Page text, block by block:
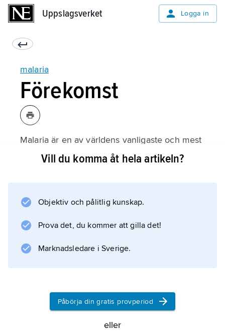
Uppslagsverket Logga in
malaria
Förekomst
Malaria är en av världens vanligaste och mest
allvarliga sjukdomar. Omkring 150–200
Plasmodium falciparum
och
. Endast
Vill du komma åt hela artikeln?
Objektiv och pålitlig kunskap.
Prova det, du kommer att gilla det!
Marknadsledare i Sverige.
Påbörja din gratis provperiod
eller